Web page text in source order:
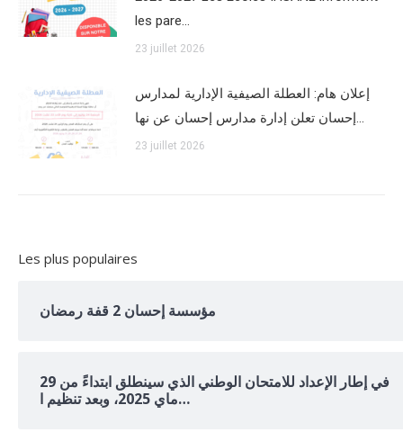
les pare…
23 juillet 2026
إعلان هام: العطلة الصيفية الإدارية لمدارس
إحسان تعلن إدارة مدارس إحسان عن نها…
23 juillet 2026
Les plus populaires
مؤسسة إحسان 2 قفة رمضان
في إطار الإعداد للامتحان الوطني الذي سينطلق ابتداءً من 29
ماي 2025، وبعد تنظيم ا…